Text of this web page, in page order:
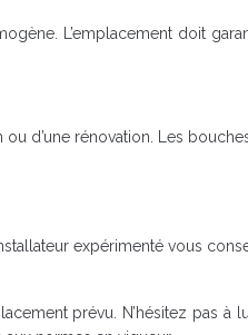
L’emplacement doit
d’une rénovation. Les
expérimenté vous
prévu. N’hésitez pas